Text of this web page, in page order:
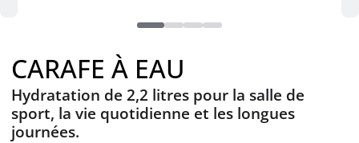
CARAFE À EAU
Hydratation de 2,2 litres pour la salle de
sport, la vie quotidienne et les longues
journées.